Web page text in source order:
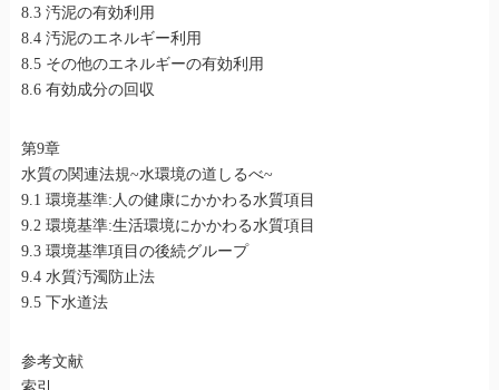
8.3 汚泥の有効利用
8.4 汚泥のエネルギー利用
8.5 その他のエネルギーの有効利用
8.6 有効成分の回収
第9章
水質の関連法規~水環境の道しるべ~
9.1 環境基準:人の健康にかかわる水質項目
9.2 環境基準:生活環境にかかわる水質項目
9.3 環境基準項目の後続グループ
9.4 水質汚濁防止法
9.5 下水道法
参考文献